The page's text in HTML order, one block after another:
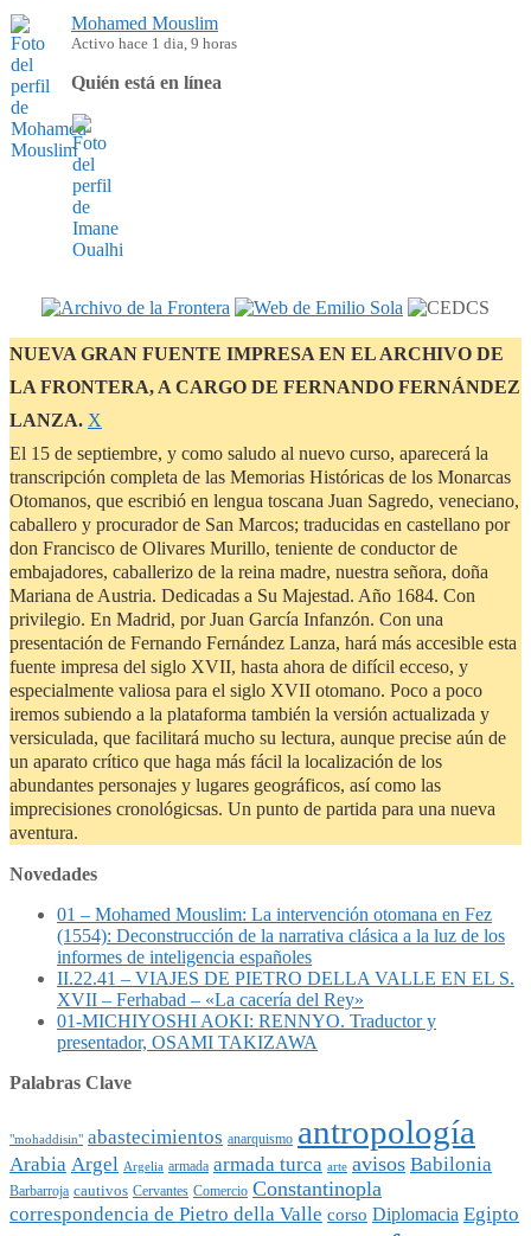
Mohamed Mouslim
Activo hace 1 dia, 9 horas
Quién está en línea
NUEVA GRAN FUENTE IMPRESA EN EL ARCHIVO DE
LA FRONTERA, A CARGO DE FERNANDO FERNÁNDEZ
LANZA. Descartar
aviso
Χ
El 15 de septiembre, y como saludo al nuevo curso, aparecerá la
transcripción completa de las Memorias Históricas de los Monarcas
Otomanos, que escribió en lengua toscana Juan Sagredo, veneciano,
caballero y procurador de San Marcos; traducidas en castellano por
don Francisco de Olivares Murillo, teniente de conductor de
embajadores, caballerizo de la reina madre, nuestra señora, doña
Mariana de Austria. Dedicadas a Su Majestad. Año 1684. Con
privilegio. En Madrid, por Juan García Infanzón. Con una
presentación de Fernando Fernández Lanza, hará más accesible esta
fuente impresa del siglo XVII, hasta ahora de difícil ecceso, y
especialmente valiosa para el siglo XVII otomano. Poco a poco
iremos subiendo a la plataforma también la versión actualizada y
versiculada, que facilitará mucho su lectura, aunque precise aún de
un aparato crítico que haga más fácil la localización de los
abundantes personajes y lugares geográficos, así como las
imprecisiones cronológicsas. Un punto de partida para una nueva
aventura.
Novedades
01 – Mohamed Mouslim: La intervención otomana en Fez
(1554): Deconstrucción de la narrativa clásica a la luz de los
informes de inteligencia españoles
II.22.41 – VIAJES DE PIETRO DELLA VALLE EN EL S.
XVII – Ferhabad – «La cacería del Rey»
01-MICHIYOSHI AOKI: RENNYO. Traductor y
presentador, OSAMI TAKIZAWA
Palabras Clave
"mohaddisin" abastecimientos anarquismo antropología
Arabia Argel Argelia armada armada turca arte avisos Babilonia
Barbarroja cautivos Cervantes Comercio Constantinopla
correspondencia de Pietro della Valle corso Diplomacia Egipto